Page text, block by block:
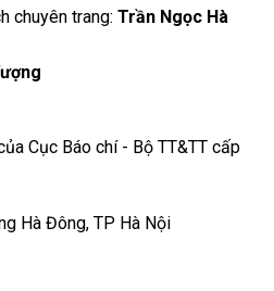
chuyên trang: Trần Ngọc Hà
Cục Báo chí - Bộ TT&TT cấp
Hà Đông, TP Hà Nội